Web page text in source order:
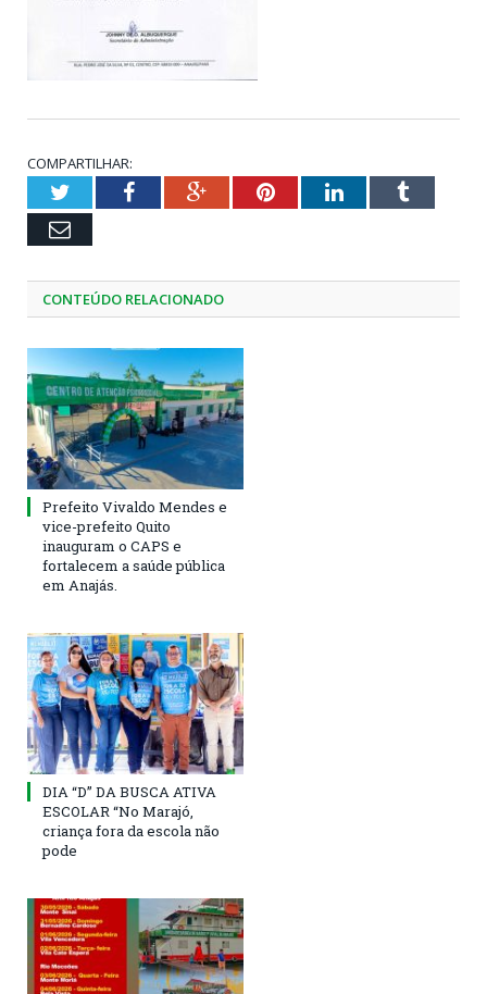
COMPARTILHAR:
TwitterFacebookGoogle+PinterestLinkedInTumblr
Email
CONTEÚDO RELACIONADO
Prefeito Vivaldo Mendes e
vice-prefeito Quito
inauguram o CAPS e
fortalecem a saúde pública
em Anajás.
DIA “D” DA BUSCA ATIVA
ESCOLAR “No Marajó,
criança fora da escola não
pode